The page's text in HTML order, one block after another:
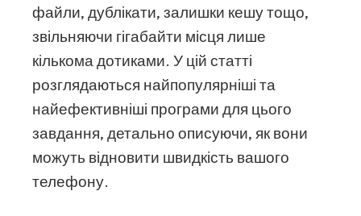
файли, дублікати, залишки кешу тощо,
звільняючи гігабайти місця лише
кількома дотиками. У цій статті
розглядаються найпопулярніші та
найефективніші програми для цього
завдання, детально описуючи, як вони
можуть відновити швидкість вашого
телефону.